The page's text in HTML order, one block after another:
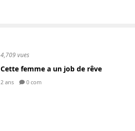
4,709 vues
Cette femme a un job de rêve
2 ans 0 com